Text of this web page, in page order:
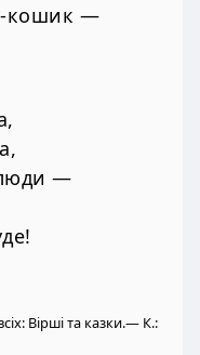
кошик —
—
Вірші та казки.— К.: